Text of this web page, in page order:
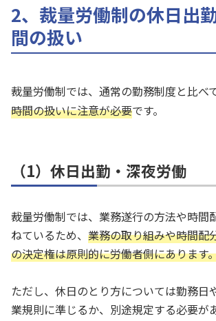
2、裁量労働制の休日出
間の扱い
裁量労働制では、通常の勤務制度と比べ
時間の扱いに注意が必要です。
（1）休日出勤・深夜労働
裁量労働制では、業務遂行の方法や時間
ねているため、 業務の取り組みや時間配
の決定権は原則的に労働者側にあります
ただし、休日のとり方については勤務日
業規則に準じるか、別途規定する必要が